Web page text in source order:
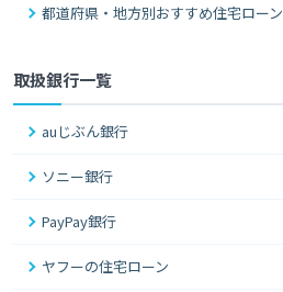
都道府県・地方別おすすめ住宅ローン
取扱銀行一覧
auじぶん銀行
ソニー銀行
PayPay銀行
ヤフーの住宅ローン